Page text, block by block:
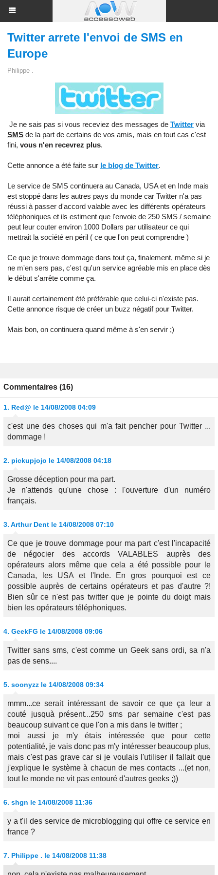
Twitter arrete l'envoi de SMS en
Europe
Philippe .
Je ne sais pas si vous receviez des messages de Twitter via
SMS de la part de certains de vos amis, mais en tout cas c'est
fini, vous n'en recevrez plus.
Cette annonce a été faite sur le blog de Twitter.
Le service de SMS continuera au Canada, USA et en Inde mais
est stoppé dans les autres pays du monde car Twitter n'a pas
réussi à passer d'accord valable avec les différents opérateurs
téléphoniques et ils estiment que l'envoie de 250 SMS / semaine
peut leur couter environ 1000 Dollars par utilisateur ce qui
mettrait la société en péril ( ce que l'on peut comprendre )
Ce que je trouve dommage dans tout ça, finalement, même si je
ne m'en sers pas, c'est qu'un service agréable mis en place dès
le début s'arrête comme ça.
Il aurait certainement été préférable que celui-ci n'existe pas.
Cette annonce risque de créer un buzz négatif pour Twitter.
Mais bon, on continuera quand même à s'en servir ;)
Commentaires (16)
1. Red@ le 14/08/2008 04:09
c'est une des choses qui m'a fait pencher pour Twitter ...
dommage !
2. pickupjojo le 14/08/2008 04:18
Grosse déception pour ma part.
Je n'attends qu'une chose : l'ouverture d'un numéro
français.
3. Arthur Dent le 14/08/2008 07:10
Ce que je trouve dommage pour ma part c'est l'incapacité
de négocier des accords VALABLES auprès des
opérateurs alors même que cela a été possible pour le
Canada, les USA et l'Inde. En gros pourquoi est ce
possible auprès de certains opérateurs et pas d'autre ?!
Bien sûr ce n'est pas twitter que je pointe du doigt mais
bien les opérateurs téléphoniques.
4. GeekFG le 14/08/2008 09:06
Twitter sans sms, c'est comme un Geek sans ordi, sa n'a
pas de sens....
5. soonyzz le 14/08/2008 09:34
mmm...ce serait intéressant de savoir ce que ça leur a
couté jusquà présent...250 sms par semaine c'est pas
beaucoup suivant ce que l'on a mis dans le twitter ;
moi aussi je m'y étais intéressée que pour cette
potentialité, je vais donc pas m'y intéresser beaucoup plus,
mais c'est pas grave car si je voulais l'utiliser il fallait que
j'explique le système à chacun de mes contacts ...(et non,
tout le monde ne vit pas entouré d'autres geeks ;))
6. shgn le 14/08/2008 11:36
y a t'il des service de microblogging qui offre ce service en
france ?
7. Philippe . le 14/08/2008 11:38